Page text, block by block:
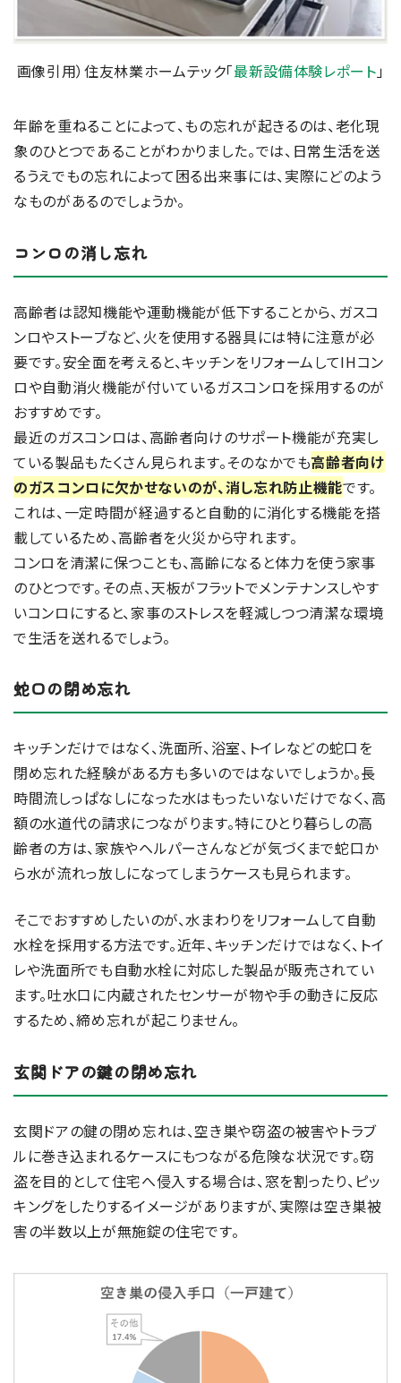
画像引用）住友林業ホームテック「最新設備体験レポート」
年齢を重ねることによって、もの忘れが起きるのは、老化現
象のひとつであることがわかりました。では、日常生活を送
るうえでもの忘れによって困る出来事には、実際にどのよう
なものがあるのでしょうか。
コンロの消し忘れ
高齢者は認知機能や運動機能が低下することから、ガスコ
ンロやストーブなど、火を使用する器具には特に注意が必
要です。安全面を考えると、キッチンをリフォームしてIHコン
ロや自動消火機能が付いているガスコンロを採用するのが
おすすめです。
最近のガスコンロは、高齢者向けのサポート機能が充実し
ている製品もたくさん見られます。そのなかでも高齢者向け
のガスコンロに欠かせないのが、消し忘れ防止機能です。
これは、一定時間が経過すると自動的に消化する機能を搭
載しているため、高齢者を火災から守れます。
コンロを清潔に保つことも、高齢になると体力を使う家事
のひとつです。その点、天板がフラットでメンテナンスしやす
いコンロにすると、家事のストレスを軽減しつつ清潔な環境
で生活を送れるでしょう。
蛇口の閉め忘れ
キッチンだけではなく、洗面所、浴室、トイレなどの蛇口を
閉め忘れた経験がある方も多いのではないでしょうか。長
時間流しっぱなしになった水はもったいないだけでなく、高
額の水道代の請求につながります。特にひとり暮らしの高
齢者の方は、家族やヘルパーさんなどが気づくまで蛇口か
ら水が流れっ放しになってしまうケースも見られます。
そこでおすすめしたいのが、水まわりをリフォームして自動
水栓を採用する方法です。近年、キッチンだけではなく、トイ
レや洗面所でも自動水栓に対応した製品が販売されてい
ます。吐水口に内蔵されたセンサーが物や手の動きに反応
するため、締め忘れが起こりません。
玄関ドアの鍵の閉め忘れ
玄関ドアの鍵の閉め忘れは、空き巣や窃盗の被害やトラブ
ルに巻き込まれるケースにもつながる危険な状況です。窃
盗を目的として住宅へ侵入する場合は、窓を割ったり、ピッ
キングをしたりするイメージがありますが、実際は空き巣被
害の半数以上が無施錠の住宅です。